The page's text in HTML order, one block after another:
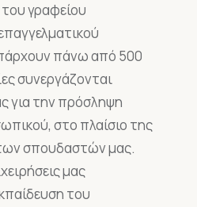
γραφείου
πάνω από 500
συνεργάζονται
για την πρόσληψη
στο πλαίσιο της
σπουδαστών μας.
μας
του